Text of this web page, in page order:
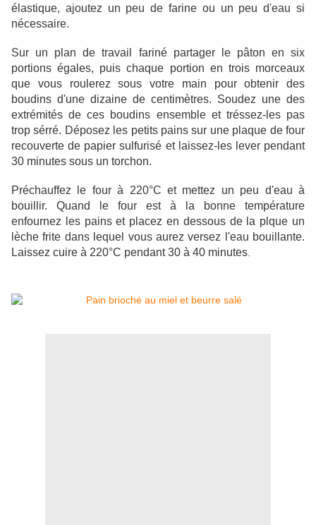
élastique, ajoutez un peu de farine ou un peu d'eau si
nécessaire.
Sur un plan de travail fariné partager le pâton en six
portions égales, puis chaque portion en trois morceaux
que vous roulerez sous votre main pour obtenir des
boudins d'une dizaine de centimètres. Soudez une des
extrémités de ces boudins ensemble et tréssez-les pas
trop sérré. Déposez les petits pains sur une plaque de four
recouverte de papier sulfurisé et laissez-les lever pendant
30 minutes sous un torchon.
Préchauffez le four à 220°C et mettez un peu d'eau à
bouillir. Quand le four est à la bonne température
enfournez les pains et placez en dessous de la plque un
lèche frite dans lequel vous aurez versez l'eau bouillante.
Laissez cuire à 220°C pendant 30 à 40 minutes